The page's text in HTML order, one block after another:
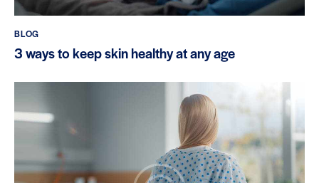
BLOG
3 ways to keep skin healthy at any age